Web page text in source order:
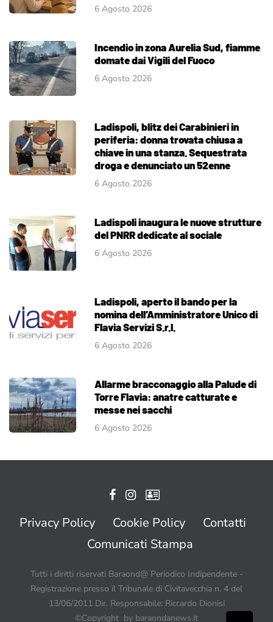
6 Agosto 2026
Incendio in zona Aurelia Sud, fiamme
domate dai Vigili del Fuoco
6 Agosto 2026
Ladispoli, blitz dei Carabinieri in
periferia: donna trovata chiusa a
chiave in una stanza. Sequestrata
droga e denunciato un 52enne
6 Agosto 2026
Ladispoli inaugura le nuove strutture
del PNRR dedicate al sociale
6 Agosto 2026
Ladispoli, aperto il bando per la
nomina dell’Amministratore Unico di
Flavia Servizi S.r.l.
6 Agosto 2026
Allarme bracconaggio alla Palude di
Torre Flavia: anatre catturate e
messe nei sacchi
6 Agosto 2026
Privacy Policy Cookie Policy
Contatti
Comunicati Stampa
Tutti i diritti riservati Baraond@ Periodico Indipendente -
Registrazione presso il Tribunale di Civitavecchia n. 4 del
13/06/2011 Dir. Responsabile: Riccardo Dionisi
©Copyright by baraondanews.it